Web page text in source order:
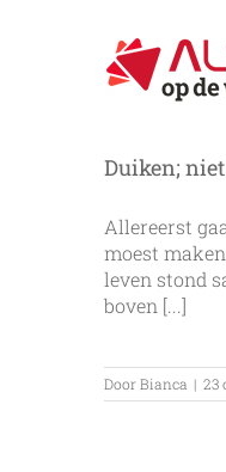
Duiken;
Allereerst
moest
leven stond
boven [...]
DoorBianca | 23